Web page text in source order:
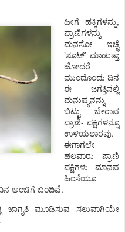
ಹೀಗೆ ಹಕ್ಕಿಗಳನ್ನು,
ಪ್ರಾಣಿಗಳನ್ನು
ಮನಸೋ ಇಚ್ಛೆ
ʼಶೂಟ್‌ʼ ಮಾಡುತ್ತಾ
ಹೋದರೆ
ಮುಂದೊಂದು ದಿನ
ಈ ಜಗತ್ತಿನಲ್ಲಿ
ಮನುಷ್ಯನನ್ನು
ಬಿಟ್ಟು ಬೇರಾವ
ಪ್ರಾಣಿ- ಪಕ್ಷಿಗಳನ್ನೂ
ಉಳಿಯಲಾರವು.
ಈಗಾಗಲೇ
ಹಲವಾರು ಪ್ರಾಣಿ
ಪಕ್ಷಿಗಳು ಮಾನವ
ಹಿಂಸೆಯೂ
ಅಂಚಿಗೆ ಬಂದಿವೆ.
ಜಾಗೃತಿ ಮೂಡಿಸುವ ಸಲುವಾಗಿಯೇ